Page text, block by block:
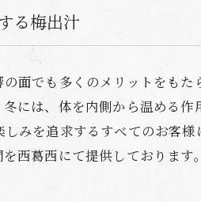
る梅出汁
面でも多くのメリットをも
には、体を内側から温める
みを追求するすべてのお客
西葛西にて提供しております。